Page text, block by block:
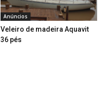
Anúncios
Veleiro de madeira Aquavit
36 pés